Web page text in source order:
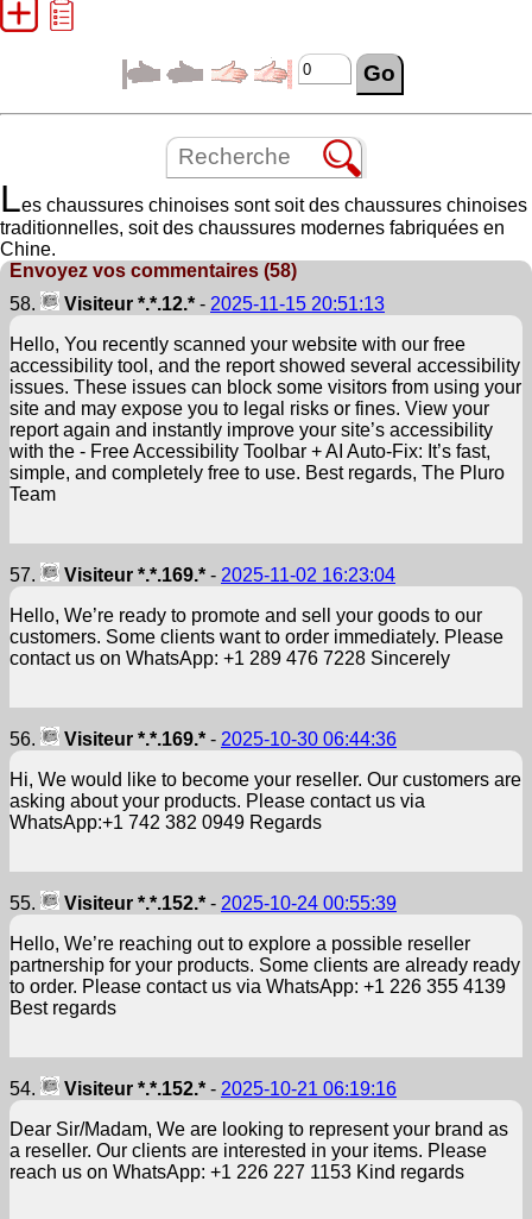
Les chaussures chinoises sont soit des chaussures chinoises
traditionnelles, soit des chaussures modernes fabriquées en
Chine.
Envoyez vos commentaires (58)
58.
Visiteur *.*.12.* - 2025-11-15 20:51:13
Hello, You recently scanned your website with our free
accessibility tool, and the report showed several accessibility
issues. These issues can block some visitors from using your
site and may expose you to legal risks or fines. View your
report again and instantly improve your site’s accessibility
with the - Free Accessibility Toolbar + AI Auto-Fix: It’s fast,
simple, and completely free to use. Best regards, The Pluro
Team
57. Visiteur *.*.169.* - 2025-11-02 16:23:04
Hello, We’re ready to promote and sell your goods to our
customers. Some clients want to order immediately. Please
contact us on WhatsApp: +1 289 476 7228 Sincerely
56. Visiteur *.*.169.* - 2025-10-30 06:44:36
Hi, We would like to become your reseller. Our customers are
asking about your products. Please contact us via
WhatsApp:+1 742 382 0949 Regards
55. Visiteur *.*.152.* - 2025-10-24 00:55:39
Hello, We’re reaching out to explore a possible reseller
partnership for your products. Some clients are already ready
to order. Please contact us via WhatsApp: +1 226 355 4139
Best regards
54. Visiteur *.*.152.* - 2025-10-21 06:19:16
Dear Sir/Madam, We are looking to represent your brand as
a reseller. Our clients are interested in your items. Please
reach us on WhatsApp: +1 226 227 1153 Kind regards